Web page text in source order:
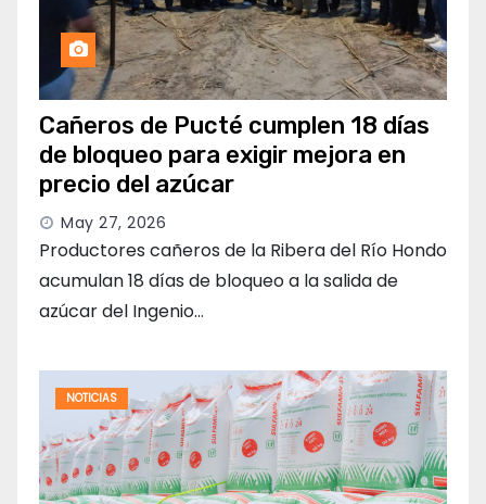
Cañeros de Pucté cumplen 18 días
de bloqueo para exigir mejora en
precio del azúcar
May 27, 2026
Productores cañeros de la Ribera del Río Hondo
acumulan 18 días de bloqueo a la salida de
azúcar del Ingenio…
NOTICIAS